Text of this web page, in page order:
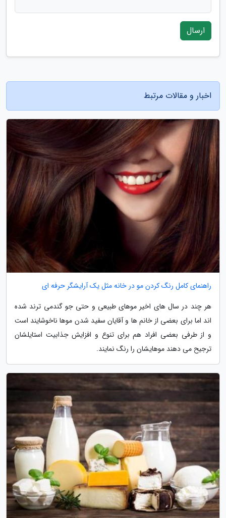
ارسال
اخبار و مقالات مرتبط
راهنمای کامل رنگ کردن مو در خانه مثل یک آرایشگر حرفه ای
هر چند در سال های اخیر موهای طبیعی و حتی جو گندمی ترند شده
اند اما برای بعضی از خانم ها و آقایان سفید شدن موها ناخوشایند است
و از طرفی بعضی افراد هم برای تنوع و افزایش جذابیت استایلشان
ترجیح می دهند موهایشان را رنگ نمایند.